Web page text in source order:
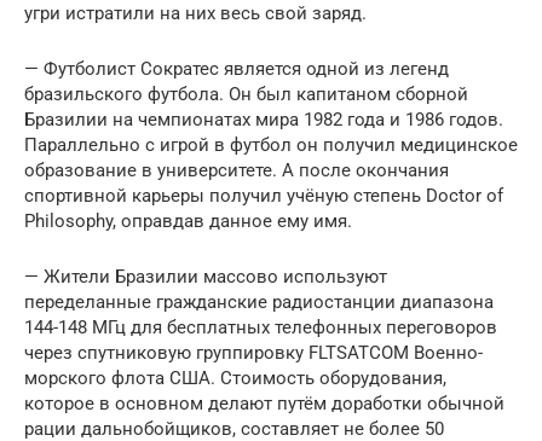
угри истратили на них весь свой заряд.
— Футболист Сократес является одной из легенд
бразильского футбола. Он был капитаном сборной
Бразилии на чемпионатах мира 1982 года и 1986 годов.
Параллельно с игрой в футбол он получил медицинское
образование в университете. А после окончания
спортивной карьеры получил учёную степень Doctor of
Philosophy, оправдав данное ему имя.
— Жители Бразилии массово используют
переделанные гражданские радиостанции диапазона
144-148 МГц для бесплатных телефонных переговоров
через спутниковую группировку FLTSATCOM Военно-
морского флота США. Стоимость оборудования,
которое в основном делают путём доработки обычной
рации дальнобойщиков, составляет не более 50